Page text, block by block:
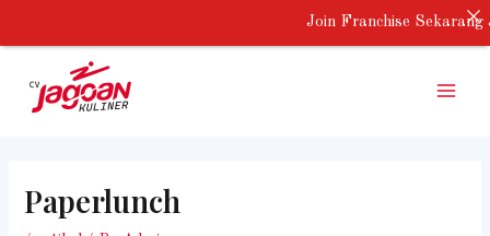
to
Menu
Paperlunch
Join Franchise Sekarang